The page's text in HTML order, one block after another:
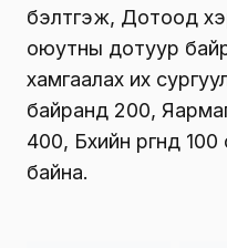
бэлтгэж, Дотоод
оюутны дотуур
хамгаалах их
байранд 200,
400, Бөхийн өргөөнд
байна.